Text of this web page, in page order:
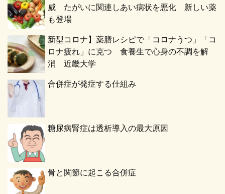
威 たがいに関連しあい病状を悪化 新しい薬
も登場
新型コロナ】薬膳レシピで「コロナうつ」「コ
ロナ疲れ」に克つ 食養生で心身の不調を解
消 近畿大学
合併症が発症する仕組み
糖尿病腎症は透析導入の最大原因
骨と関節に起こる合併症